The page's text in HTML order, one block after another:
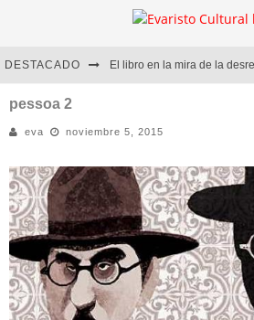
DESTACADO
Diego Meret | Hotel Acapulco
Alejandra Correa | La nieve
pessoa 2
eva noviembre 5, 2015